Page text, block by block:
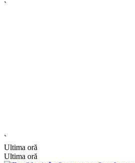
`
`
Ultima oră
Ultima oră